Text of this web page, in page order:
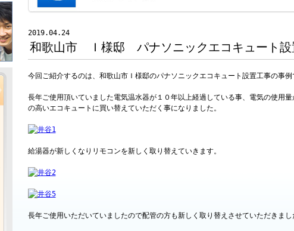
2019.04.24
和歌山市 Ｉ様邸 パナソニックエコキュート設
今回ご紹介するのは、和歌山市Ｉ様邸のパナソニックエコキュート設置工事の事例
長年ご使用頂いていました電気温水器が１０年以上経過している事、電気の使用
の高いエコキュートに買い替えていただく事になりました。
給湯器が新しくなりリモコンを新しく取り替えていきます。
長年ご使用いただいていましたので配管の方も新しく取り替えさせていただきまし